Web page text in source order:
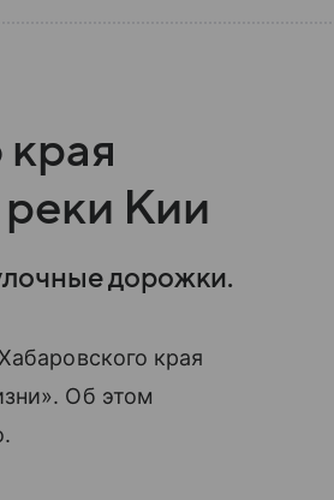
Кии
дорожки.
края
Об этом